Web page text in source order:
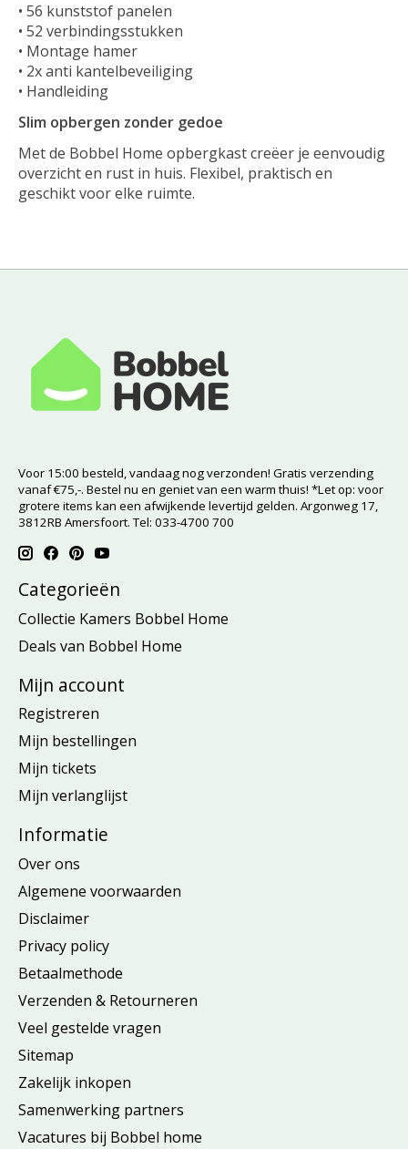
• 56 kunststof panelen
• 52 verbindingsstukken
• Montage hamer
• 2x anti kantelbeveiliging
• Handleiding
Slim opbergen zonder gedoe
Met de Bobbel Home opbergkast creëer je eenvoudig
overzicht en rust in huis. Flexibel, praktisch en
geschikt voor elke ruimte.
Voor 15:00 besteld, vandaag nog verzonden! Gratis verzending
vanaf €75,-. Bestel nu en geniet van een warm thuis! *Let op: voor
grotere items kan een afwijkende levertijd gelden. Argonweg 17,
3812RB Amersfoort. Tel: 033-4700 700
Categorieën
Collectie Kamers Bobbel Home
Deals van Bobbel Home
Mijn account
Registreren
Mijn bestellingen
Mijn tickets
Mijn verlanglijst
Informatie
Over ons
Algemene voorwaarden
Disclaimer
Privacy policy
Betaalmethode
Verzenden & Retourneren
Veel gestelde vragen
Sitemap
Zakelijk inkopen
Samenwerking partners
Vacatures bij Bobbel home